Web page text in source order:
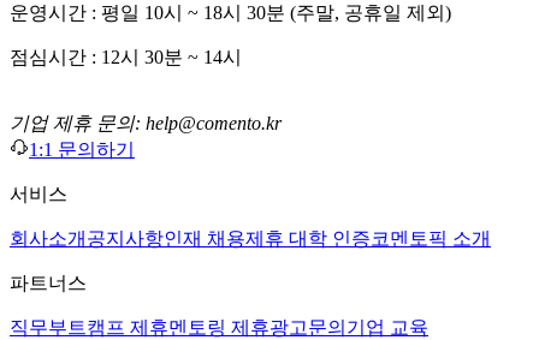
운영시간 : 평일 10시 ~ 18시 30분 (주말, 공휴일 제외)
점심시간 : 12시 30분 ~ 14시
기업 제휴 문의: help@comento.kr
1:1 문의하기
서비스
회사소개 공지사항인재 채용제휴 대학 인증코멘토픽 소개
파트너스
직무부트캠프 제휴멘토링 제휴광고문의 기업 교육